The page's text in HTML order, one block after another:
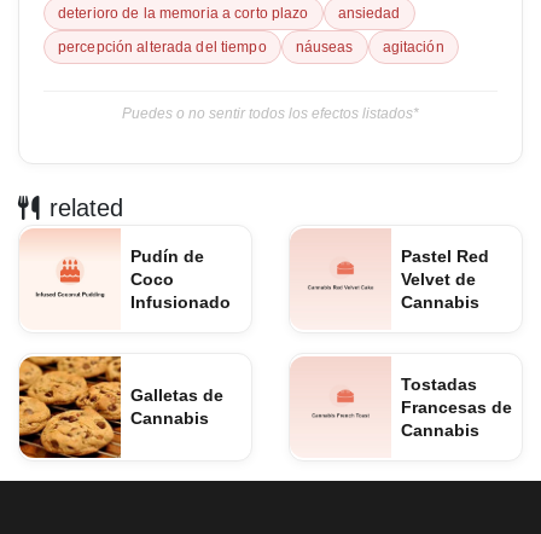
deterioro de la memoria a corto plazo
ansiedad
percepción alterada del tiempo
náuseas agitación
Puedes o no sentir todos los efectos listados*
related
Pudín de
Coco
Infusionado
Pastel Red
Velvet de
Cannabis
Galletas de
Cannabis
Tostadas
Francesas de
Cannabis